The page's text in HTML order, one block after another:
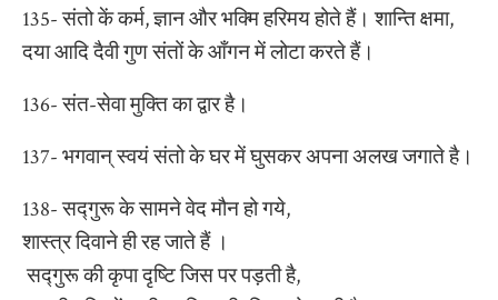
135- संतो कें कर्म, ज्ञान और भक्मि हरिमय होते हैं। शान्ति क्षमा,
दया आदि दैवी गुण संतों के आँगन में लोटा करते हैं।
136- संत-सेवा मुक्ति का द्वार है।
137- भगवान् स्वयं संतो के घर में घुसकर अपना अलख जगाते है।
138- सद्गुरू के सामने वेद मौन हो गये,
शास्त्र दिवाने ही रह जाते हैं ।
सद्गुरू की कृपा दृष्टि जिस पर पड़ती है,